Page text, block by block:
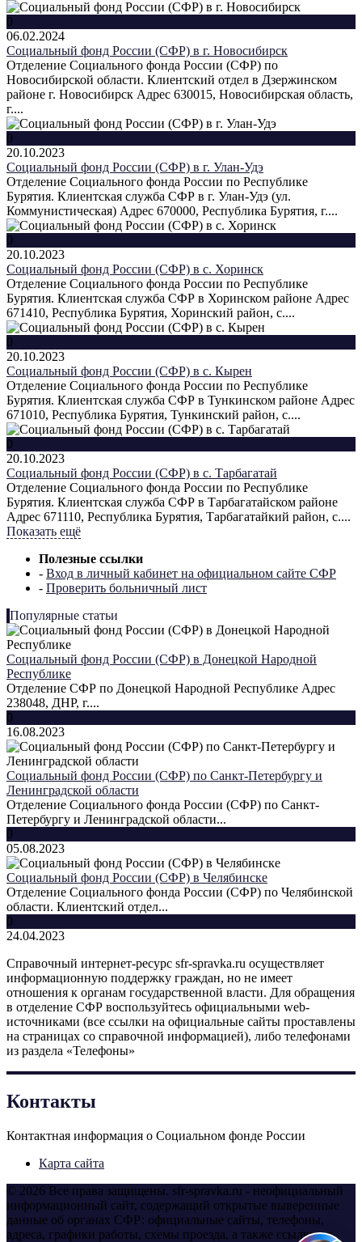
0
06.02.2024
Социальный фонд России (СФР) в г. Новосибирск
Отделение Социального фонда России (СФР) по
Новосибирской области. Клиентский отдел в Дзержинском
районе г. Новосибирск Адрес 630015, Новосибирская область,
г....
0
20.10.2023
Социальный фонд России (СФР) в г. Улан-Удэ
Отделение Социального фонда России по Республике
Бурятия. Клиентская служба СФР в г. Улан-Удэ (ул.
Коммунистическая) Адрес 670000, Республика Бурятия, г....
0
20.10.2023
Социальный фонд России (СФР) в с. Хоринск
Отделение Социального фонда России по Республике
Бурятия. Клиентская служба СФР в Хоринском районе Адрес
671410, Республика Бурятия, Хоринский район, с....
0
20.10.2023
Социальный фонд России (СФР) в с. Кырен
Отделение Социального фонда России по Республике
Бурятия. Клиентская служба СФР в Тункинском районе Адрес
671010, Республика Бурятия, Тункинский район, с....
0
20.10.2023
Социальный фонд России (СФР) в с. Тарбагатай
Отделение Социального фонда России по Республике
Бурятия. Клиентская служба СФР в Тарбагатайском районе
Адрес 671110, Республика Бурятия, Тарбагатайкий район, с....
Показать ещё
Полезные ссылки
- Вход в личный кабинет на официальном сайте СФР
- Проверить больничный лист
Популярные статьи
Социальный фонд России (СФР) в Донецкой Народной
Республике
Отделение СФР по Донецкой Народной Республике Адрес
238048, ДНР, г....
0
16.08.2023
Социальный фонд России (СФР) по Санкт-Петербургу и
Ленинградской области
Отделение Социального фонда России (СФР) по Санкт-
Петербургу и Ленинградской области...
0
05.08.2023
Социальный фонд России (СФР) в Челябинске
Отделение Социального фонда России (СФР) по Челябинской
области. Клиентский отдел...
0
24.04.2023
Справочный интернет-ресурс sfr-spravka.ru осуществляет
информационную поддержку граждан, но не имеет
отношения к органам государственной власти. Для обращения
в отделение СФР воспользуйтесь официальными web-
источниками (все ссылки на официальные сайты проставлены
на страницах со справочной информацией), либо телефонами
из раздела «Телефоны»
Контакты
Контактная информация о Социальном фонде России
Карта сайта
© 2026 Все права защищены. sfr-spravka.ru - неофициальный
информационный сайт, содержащий открытые выверенные
данные об органах СФР: официальные сайты, телефоны,
адреса, графики работы, схемы проезда, а также ссылки на